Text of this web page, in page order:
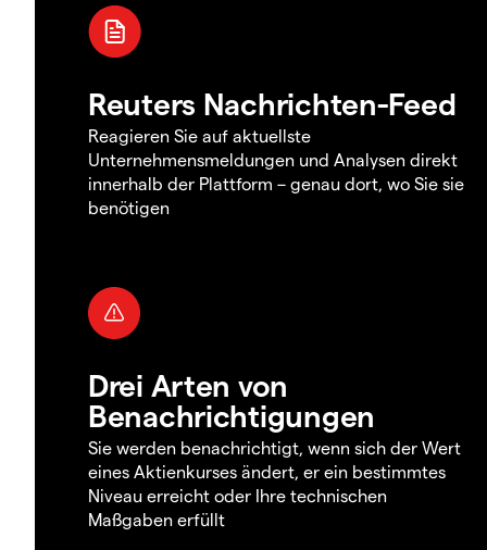
Reuters Nachrichten-Feed
Reagieren Sie auf aktuellste
Unternehmensmeldungen und Analysen direkt
innerhalb der Plattform – genau dort, wo Sie sie
benötigen
Drei Arten von
Benachrichtigungen
Sie werden benachrichtigt, wenn sich der Wert
eines Aktienkurses ändert, er ein bestimmtes
Niveau erreicht oder Ihre technischen
Maßgaben erfüllt